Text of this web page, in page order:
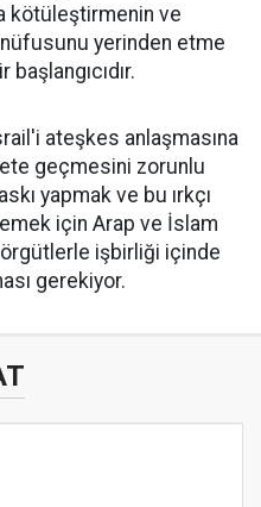
kötüleştirmenin ve
yerinden etme
başlangıcıdır.
ateşkes anlaşmasına
geçmesini zorunlu
yapmak ve bu ırkçı
için Arap ve İslam
işbirliği içinde
gerekiyor.